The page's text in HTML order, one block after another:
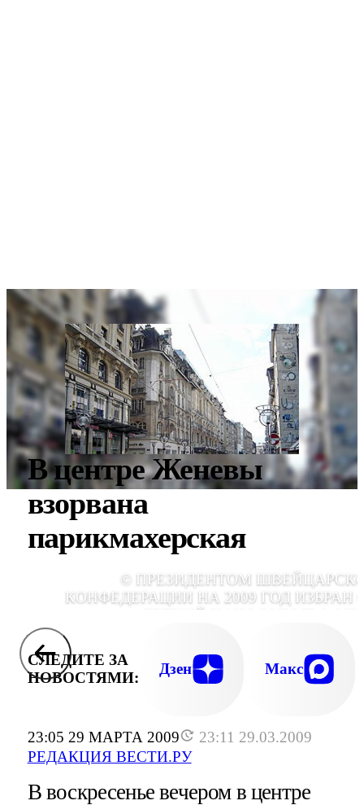
23:05 29 МАРТА 2009
23:11 29.03.2009
РЕДАКЦИЯ ВЕСТИ.РУ
В центре Женевы
взорвана
парикмахерская
© ПРЕЗИДЕНТОМ
КОНФЕДЕРАЦИИ НА 2009 ГОД ИЗБРАН
ЛЕТНИЙ ХАНС-РУДОЛЬФ
СЛЕДИТЕ ЗА
НОВОСТЯМИ:
Дзен Макс
В воскресенье вечером в центре